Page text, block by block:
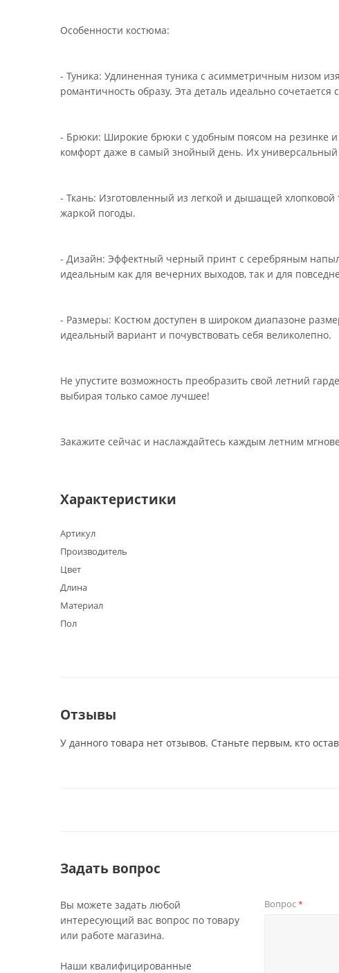
Особенности костюма:
- Туника: Удлиненная туника с асимметричным низом
романтичность образу. Эта деталь идеально
- Брюки: Широкие брюки с удобным поясом на резинке
комфорт даже в самый знойный день. Их
- Ткань: Изготовленный из легкой и дышащей
жаркой погоды.
- Дизайн: Эффектный черный принт с серебряным
идеальным как для вечерних выходов, так и для
- Размеры: Костюм доступен в широком диапазоне
идеальный вариант и почувствовать себя великолепно.
Не упустите возможность преобразить свой летний
выбирая только самое лучшее!
Закажите сейчас и наслаждайтесь каждым летним
Характеристики
Артикул
Производитель
Цвет
Длина
Материал
Пол
Отзывы
У данного товара нет отзывов. Станьте первым, кто
Задать вопрос
Вы можете задать любой
интересующий вас вопрос по товару
или работе магазина.
Наши квалифицированные
Вопрос*